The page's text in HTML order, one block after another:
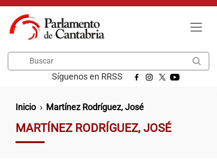
Pasar al contenido principal
Síguenos en RRSS
Ruta de navegación
Inicio Martínez Rodríguez, José
MARTÍNEZ RODRÍGUEZ, JOSÉ